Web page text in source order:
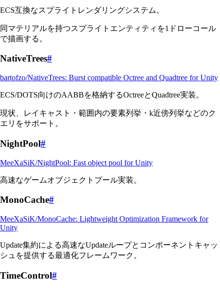
ECS互換なスプライトレンダリングシステム。
同マテリアルを持つスプライトエンティティを1ドローコール
で描画する。
NativeTrees#
bartofzo/NativeTrees: Burst compatible Octree and Quadtree for Unity
ECS/DOTS向けのAABBを格納するOctreeとQuadtree実装。
現状、レイキャスト・範囲内の要素列挙・k近傍列挙などのク
エリをサポート。
NightPool#
MeeXaSiK/NightPool: Fast object pool for Unity
高速なゲームオブジェクトプール実装。
MonoCache#
MeeXaSiK/MonoCache: Lightweight Optimization Framework for
Unity
Update集約による高速なUpdateループとコンポーネントキャッ
シュを提供する最適化フレームワーク。
TimeControl#